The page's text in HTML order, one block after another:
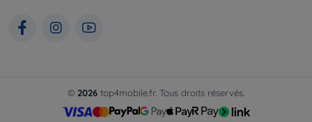
© 2026 top4mobile.fr. Tous droits réservés.